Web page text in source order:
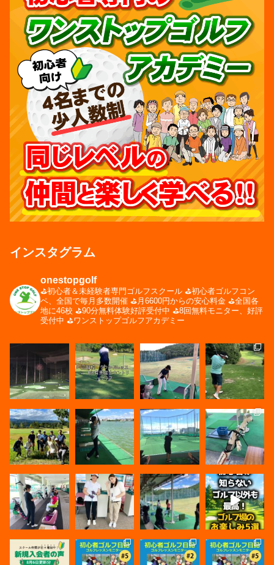
インスタグラム
onestopgolf
⛳️初心者＆未経験者専門ゴルフスクール ⛳️初心者ゴルフコン
ペ、全国で毎月多数開催 ⛳️月6600円からの安心料金 ⛳️全国各
地に46校 ⛳️90分無料体験好評受付中 ⛳️8回無料モニター、好評
受付中 ⛳️ワンストップゴルフアカデミー